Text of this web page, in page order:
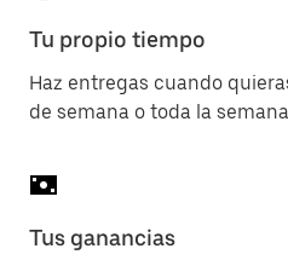
Tu propio tiempo
Haz entregas cuando
de semana o toda la
Tus ganancias